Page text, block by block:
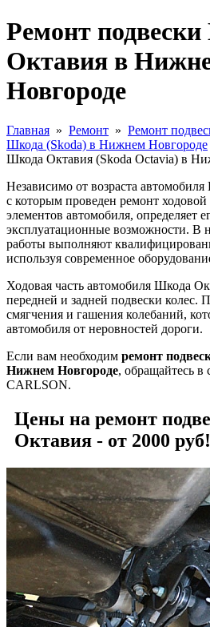
Ремонт
Октавия в
Новгороде
Главная » Ремонт » Ремонт
Шкода (Skoda) в Нижнем Новгороде
Шкода Октавия (Skoda Octavia) в
Независимо от возраста
с которым проведен ремонт
элементов автомобиля, определяет
эксплуатационные возможности. В
работы выполняют
используя современное
Ходовая часть автомобиля Шкода
передней и задней подвески колес.
смягчения и гашения колебаний,
автомобиля от неровностей дороги.
Если вам необходим ремонт
Нижнем Новгороде, обращайтесь в
CARLSON.
Цены на ремонт
Октавия - от 2000 руб!